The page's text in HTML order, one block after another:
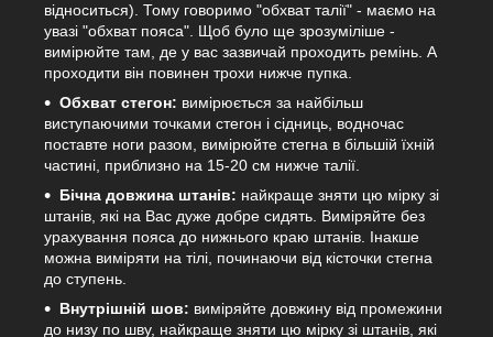
відноситься). Тому говоримо "обхват талії" - маємо на
увазі "обхват пояса". Щоб було ще зрозуміліше -
вимірюйте там, де у вас зазвичай проходить ремінь. А
проходити він повинен трохи нижче пупка.
Обхват стегон: вимірюється за найбільш
виступаючими точками стегон і сідниць, водночас
поставте ноги разом, вимірюйте стегна в більшій їхній
частині, приблизно на 15-20 см нижче талії.
Бічна довжина штанів: найкраще зняти цю мірку зі
штанів, які на Вас дуже добре сидять. Виміряйте без
урахування пояса до нижнього краю штанів. Інакше
можна виміряти на тілі, починаючи від кісточки стегна
до ступень.
Внутрішній шов: виміряйте довжину від промежини
до низу по шву, найкраще зняти цю мірку зі штанів, які